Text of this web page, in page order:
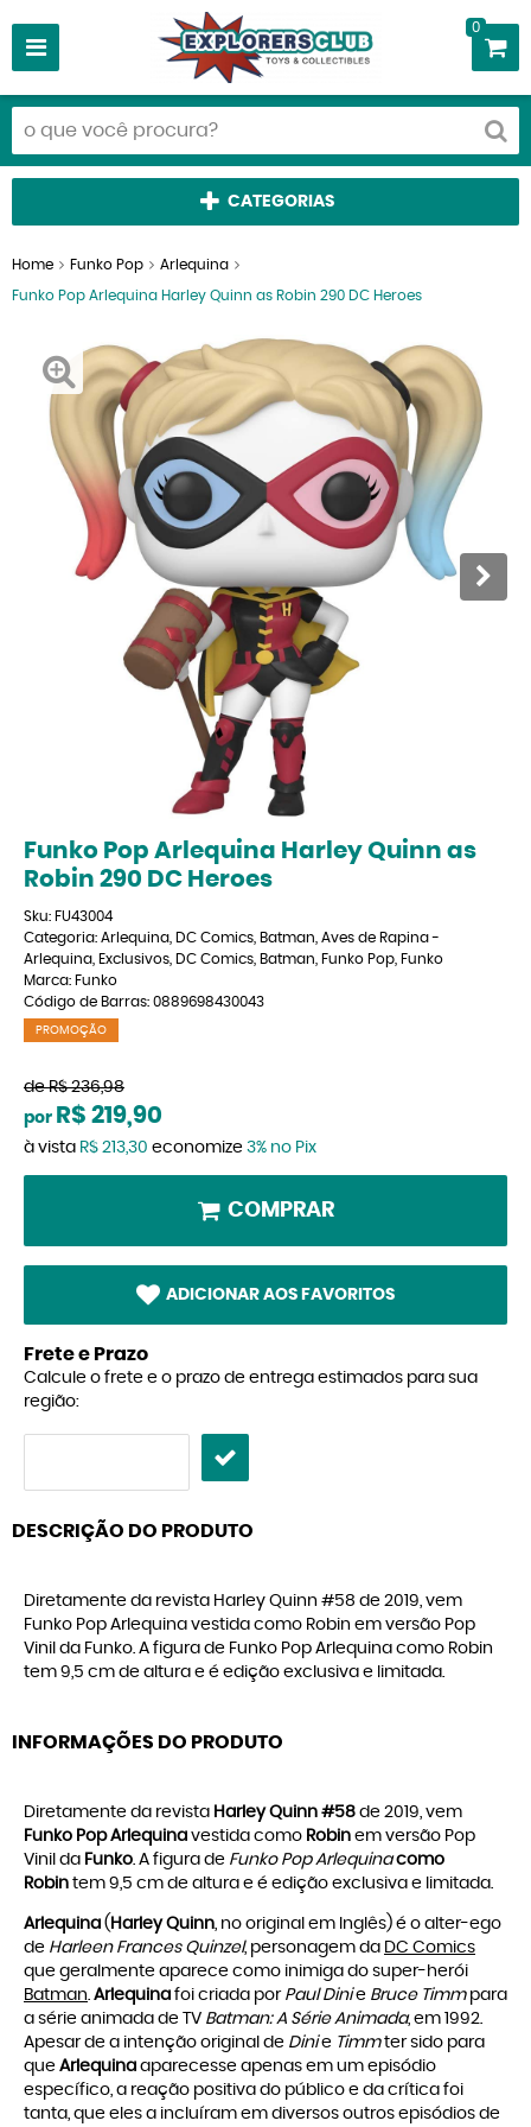
0
CATEGORIAS
Home Funko Pop Arlequina
Funko Pop Arlequina Harley Quinn as Robin 290 DC Heroes
Funko Pop Arlequina Harley Quinn as
Robin 290 DC Heroes
Sku: FU43004
Categoria: Arlequina DC Comics Batman Aves de Rapina -
Arlequina Exclusivos DC Comics Batman Funko Pop Funko
Marca: Funko
Código de Barras: 0889698430043
PROMOÇÃO
de R$ 236,98
por R$ 219,90
à vista R$ 213,30 economize 3% no Pix
COMPRAR
ADICIONAR AOS FAVORITOS
Frete e Prazo
Calcule o frete e o prazo de entrega estimados para sua
região:
DESCRIÇÃO DO PRODUTO
Diretamente da revista Harley Quinn #58 de 2019, vem
Funko Pop Arlequina vestida como Robin em versão Pop
Vinil da Funko. A figura de Funko Pop Arlequina como Robin
tem 9,5 cm de altura e é edição exclusiva e limitada.
INFORMAÇÕES DO PRODUTO
Diretamente da revista Harley Quinn #58 de 2019, vem
Funko Pop Arlequina vestida como Robin em versão Pop
Vinil da Funko. A figura de Funko Pop Arlequinacomo
Robin tem 9,5 cm de altura e é edição exclusiva e limitada.
Arlequina ( Harley Quinn, no original em Inglês) é o alter-ego
de Harleen Frances Quinzel, personagem da DC Comics
que geralmente aparece como inimiga do super-herói
Batman. Arlequina foi criada por Paul Dinie Bruce Timmpara
a série animada de TV Batman: A Série Animada, em 1992.
Apesar de a intenção original de Dinie Timmter sido para
que Arlequina aparecesse apenas em um episódio
específico, a reação positiva do público e da crítica foi
tanta, que eles a incluíram em diversos outros episódios de